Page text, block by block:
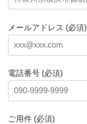
メールアドレス (必須)
電話番号 (必須)
ご用件 (必須)